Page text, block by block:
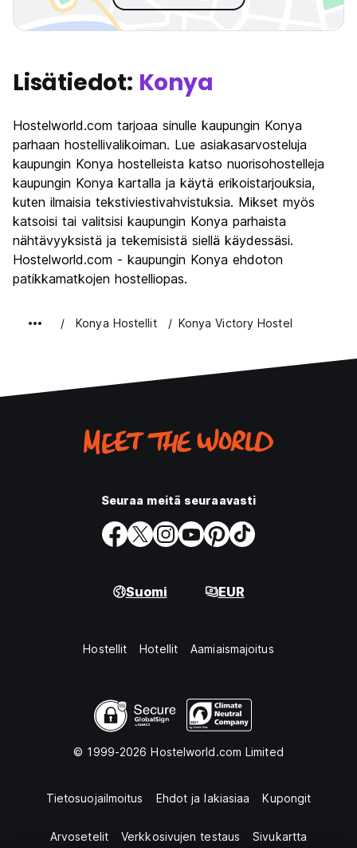
Lisätiedot: Konya
Hostelworld.com tarjoaa sinulle kaupungin Konya
parhaan hostellivalikoiman. Lue asiakasarvosteluja
kaupungin Konya hostelleista katso nuorisohostelleja
kaupungin Konya kartalla ja käytä erikoistarjouksia,
kuten ilmaisia tekstiviestivahvistuksia. Mikset myös
katsoisi tai valitsisi kaupungin Konya parhaista
nähtävyyksistä ja tekemisistä siellä käydessäsi.
Hostelworld.com - kaupungin Konya ehdoton
patikkamatkojen hostelliopas.
Konya Hostellit Konya Victory Hostel
Seuraa meitä seuraavasti
Suomi EUR
Hostellit Hotellit Aamiaismajoitus
© 1999-2026 Hostelworld.com Limited
Tietosuojailmoitus Ehdot ja lakiasiaa Kupongit
Arvosetelit Verkkosivujen testaus Sivukartta